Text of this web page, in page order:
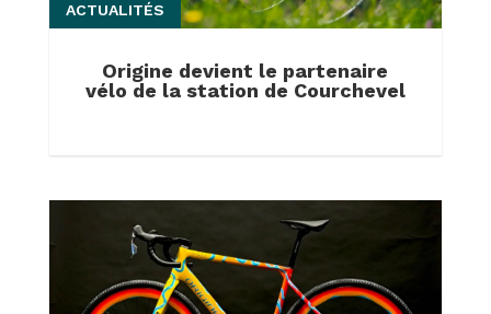
Origine devient le partenaire
vélo de la station de Courchevel
ACTUALITÉS